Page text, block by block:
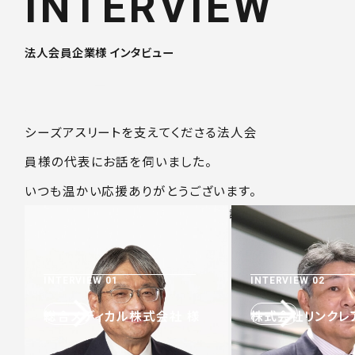
法人会員企業様 インタビュー
シーズアスリートを支えてくださる法人会
員様の代表にお話を伺いました。
いつも温かい応援ありがとうございます。
INTERVIEW 01
総合メディカル株式会社 様
INTERVIEW 02
株式会社リンクレ
※インタビュー内容は取材当時のものです。記載されている肩書・